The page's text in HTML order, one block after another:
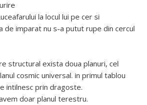
la locul lui pe cer si
de imparat nu s-a putut rupe din cercul
structural exista doua planuri, cel
cosmic universal. in primul tablou
intilnesc prin dragoste.
doar planul terestru.